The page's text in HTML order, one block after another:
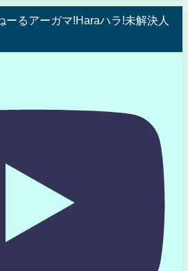
ーるアーガマ!Haraハラ!未解決人